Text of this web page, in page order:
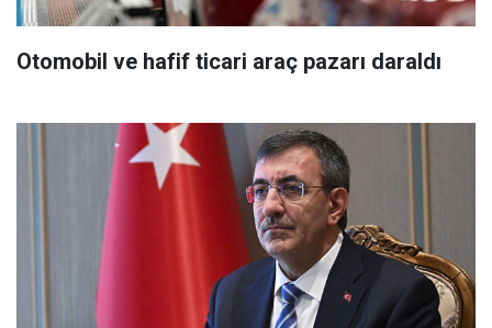
Otomobil ve hafif ticari araç pazarı daraldı